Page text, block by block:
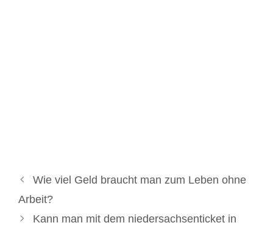
Wie viel Geld braucht man zum Leben ohne
Arbeit?
Kann man mit dem niedersachsenticket in